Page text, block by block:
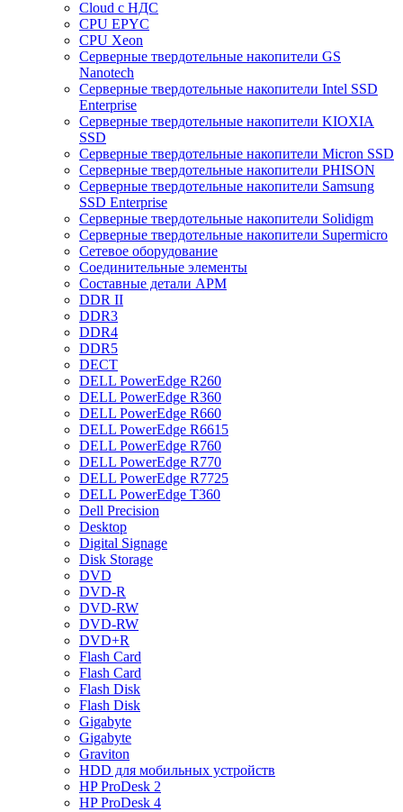
Cloud с НДС
CPU EPYC
CPU Xeon
Cерверные твердотельные накопители GS
Nanotech
Cерверные твердотельные накопители Intel SSD
Enterprise
Cерверные твердотельные накопители KIOXIA
SSD
Cерверные твердотельные накопители Micron SSD
Cерверные твердотельные накопители PHISON
Cерверные твердотельные накопители Samsung
SSD Enterprise
Cерверные твердотельные накопители Solidigm
Cерверные твердотельные накопители Supermicro
Cетевое оборудование
Cоединительные элементы
Cоставные детали АРМ
DDR II
DDR3
DDR4
DDR5
DECT
DELL PowerEdge R260
DELL PowerEdge R360
DELL PowerEdge R660
DELL PowerEdge R6615
DELL PowerEdge R760
DELL PowerEdge R770
DELL PowerEdge R7725
DELL PowerEdge T360
Dell Precision
Desktop
Digital Signage
Disk Storage
DVD
DVD-R
DVD-RW
DVD-RW
DVD+R
Flash Card
Flash Card
Flash Disk
Flash Disk
Gigabyte
Gigabyte
Graviton
HDD для мобильных устройств
HP ProDesk 2
HP ProDesk 4